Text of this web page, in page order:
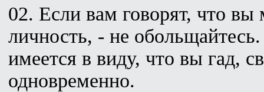
02. Если вам говорят, что вы
личность, - не
имеется в виду, что вы гад,
одновременно.